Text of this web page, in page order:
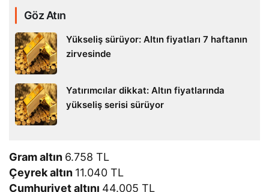
Göz Atın
Yükseliş sürüyor: Altın fiyatları 7 haftanın
zirvesinde
Yatırımcılar dikkat: Altın fiyatlarında
yükseliş serisi sürüyor
Gram altın 6.758 TL
Çeyrek altın 11.040 TL
Cumhuriyet altını 44.005 TL